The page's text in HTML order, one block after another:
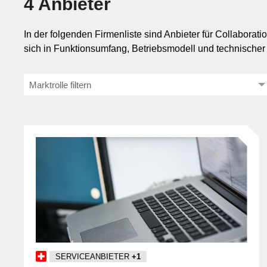
Mobilität
In der folgenden Firmenliste sind Anbieter für
sich in Funktionsumfang, Betriebsmodell und
Marktrolle filtern
SERVICEANBIETER +1